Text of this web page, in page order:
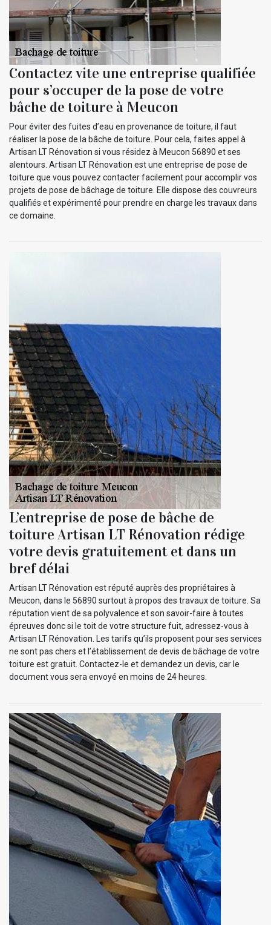
Contactez vite une entreprise qualifiée
pour s’occuper de la pose de votre
bâche de toiture à Meucon
Pour éviter des fuites d’eau en provenance de toiture, il faut
réaliser la pose de la bâche de toiture. Pour cela, faites appel à
Artisan LT Rénovation si vous résidez à Meucon 56890 et ses
alentours. Artisan LT Rénovation est une entreprise de pose de
toiture que vous pouvez contacter facilement pour accomplir vos
projets de pose de bâchage de toiture. Elle dispose des couvreurs
qualifiés et expérimenté pour prendre en charge les travaux dans
ce domaine.
L’entreprise de pose de bâche de
toiture Artisan LT Rénovation rédige
votre devis gratuitement et dans un
bref délai
Artisan LT Rénovation est réputé auprès des propriétaires à
Meucon, dans le 56890 surtout à propos des travaux de toiture. Sa
réputation vient de sa polyvalence et son savoir-faire à toutes
épreuves donc si le toit de votre structure fuit, adressez-vous à
Artisan LT Rénovation. Les tarifs qu’ils proposent pour ses services
ne sont pas chers et l’établissement de devis de bâchage de votre
toiture est gratuit. Contactez-le et demandez un devis, car le
document vous sera envoyé en moins de 24 heures.